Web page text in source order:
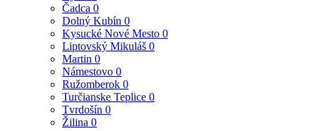
Čadca 0
Dolný Kubín 0
Kysucké Nové Mesto 0
Liptovský Mikuláš 0
Martin 0
Námestovo 0
Ružomberok 0
Turčianske Teplice 0
Tvrdošín 0
Žilina 0